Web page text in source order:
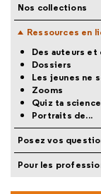
Nos collections
Ressources en
Des auteurs et
Dossiers
Les jeunes ne
Zooms
Quiz ta science
Portraits de...
Posez vos
Pour les